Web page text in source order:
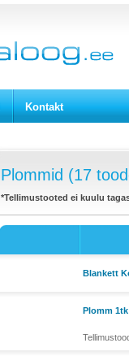
Kontakt
Plommid (17
*Tellimustooted ei kuulu
Blankett
Plomm